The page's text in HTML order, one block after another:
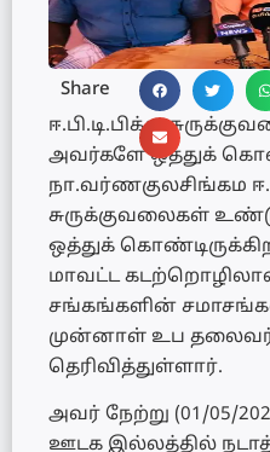
Share
ஈ.பி.டி.பிக்கு
அவர்களே ஒத்துக்
நா.வர்ணகுலசிங்கம
சுருக்குவலைகள்
ஒத்துக்
மாவட்ட
சங்கங்களின்
முன்னாள் உப
தெரிவித்துள்ளார்.
அவர் நேற்று (01/05/
ஊடக இல்லத்தில்